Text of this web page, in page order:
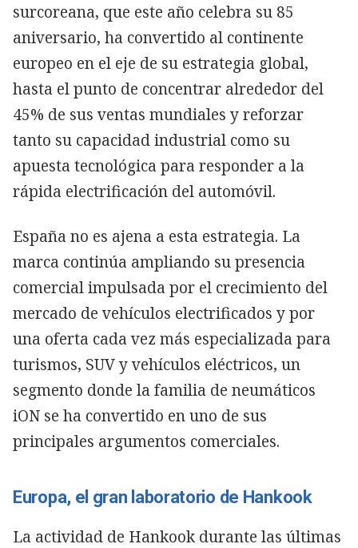
surcoreana, que este año celebra su 85
aniversario, ha convertido al continente
europeo en el eje de su estrategia global,
hasta el punto de concentrar alrededor del
45% de sus ventas mundiales y reforzar
tanto su capacidad industrial como su
apuesta tecnológica para responder a la
rápida electrificación del automóvil.
España no es ajena a esta estrategia. La
marca continúa ampliando su presencia
comercial impulsada por el crecimiento del
mercado de vehículos electrificados y por
una oferta cada vez más especializada para
turismos, SUV y vehículos eléctricos, un
segmento donde la familia de neumáticos
iON se ha convertido en uno de sus
principales argumentos comerciales.
Europa, el gran laboratorio de Hankook
La actividad de Hankook durante las últimas